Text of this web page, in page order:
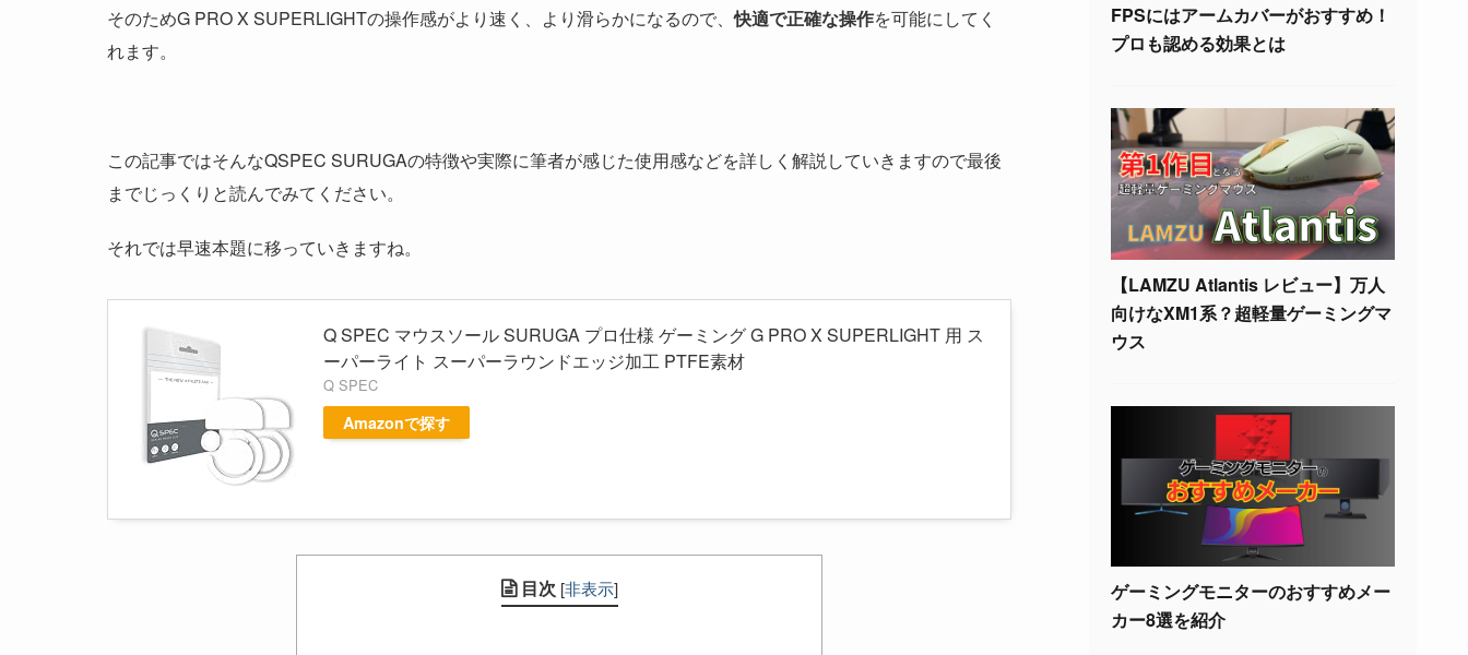
そのためG PRO X SUPERLIGHTの操作感がより速く、より滑らかになるので、快適で正確な操作を可能にしてく
れます。
この記事ではそんなQSPEC SURUGAの特徴や実際に筆者が感じた使用感などを詳しく解説していきますので最後
までじっくりと読んでみてください。
それでは早速本題に移っていきますね。
Q SPEC マウスソール SURUGA プロ仕様 ゲーミング G PRO X SUPERLIGHT 用 ス
ーパーライト スーパーラウンドエッジ加工 PTFE素材
Q SPEC
Amazonで探す
目次 [非表示]
FPSにはアームカバーがおすすめ！
プロも認める効果とは
【LAMZU Atlantis レビュー】万人
向けなXM1系？超軽量ゲーミングマ
ウス
ゲーミングモニターのおすすめメー
カー8選を紹介